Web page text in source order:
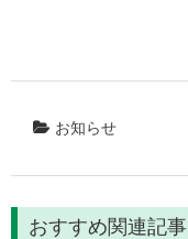
お知らせ
おすすめ関連記事